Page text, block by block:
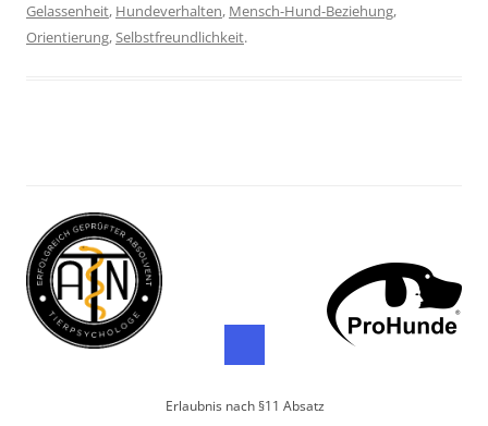
Gelassenheit, Hundeverhalten, Mensch-Hund-Beziehung,
Orientierung, Selbstfreundlichkeit.
Erlaubnis nach §11 Absatz